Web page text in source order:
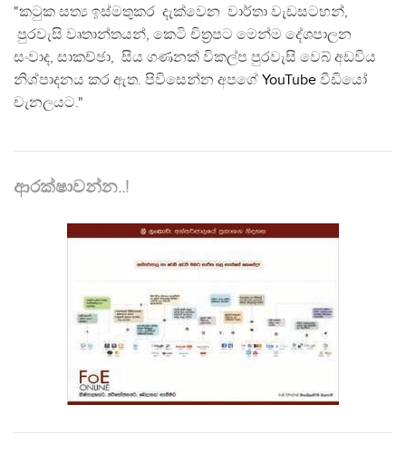
"කටුක සත්‍ය ඉස්මතුකර දැක්වෙන වාර්තා වැඩසටහන්,
පුරවැසි වෘතාන්තයන්, කෙටි චිත්‍රපට මෙන්ම දේශපාලන
සංවාද, සාකච්ඡා, සිය ගණනක් විකල්ප පුරවැසි වෙබ් අඩවිය
නිශ්පාදනය කර ඇත. පිවිසෙන්න අපගේ YouTube වීඩියෝ
චැනලයට."
ආරක්ෂාවන්න..!